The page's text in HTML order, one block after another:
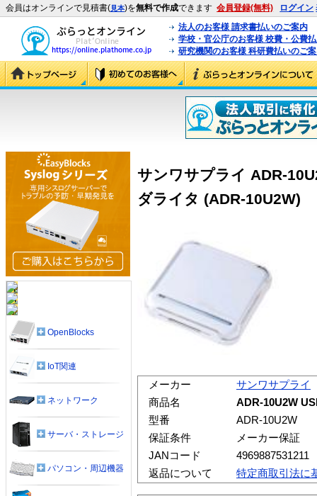
会員はオンラインで見積書(見本)を無料で作成できます 会員登録(無料) ログイン
法人のお客様 請求書払いのご案内
学校・官公庁のお客様 校費・公費
研究機関のお客様 科研費払いのご
サンワサプライ ADR-
ダライタ (ADR-10U2W)
メーカー
サンワサプライ
商品名
ADR-10U2W
型番
ADR-10U2W
保証条件
メーカー保証
JANコード
4969887531211
返品について
特定商取引法に
OpenBlocks
IoT関連
ネットワーク
サーバ・ストレージ
パソコン・周辺機器